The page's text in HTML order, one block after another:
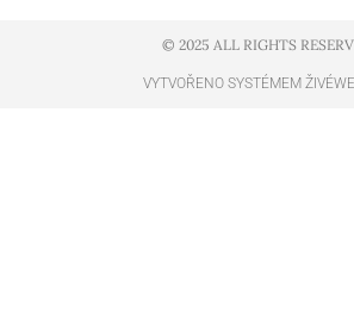
© 2025 ALL RIGHTS
VYTVOŘENO SYSTÉMEM